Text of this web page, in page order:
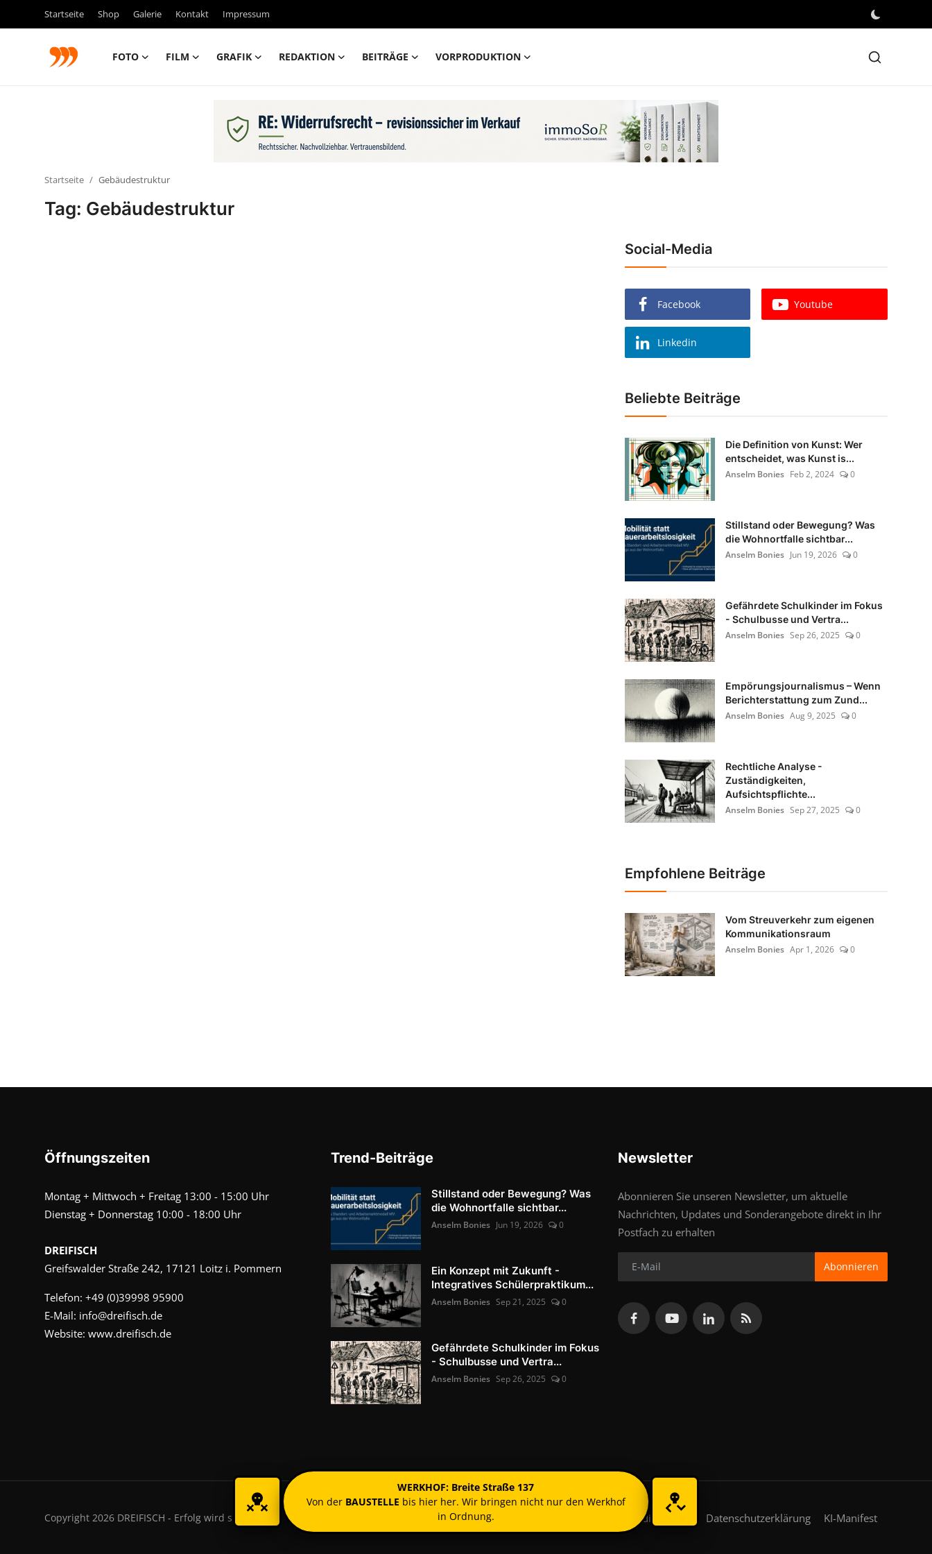
Startseite Shop Galerie Kontakt Impressum
FOTO FILM GRAFIK REDAKTION BEITRÄGE VORPRODUKTION
Startseite Gebäudestruktur
Tag: Gebäudestruktur
Social-Media
Facebook Youtube
Linkedin
Beliebte Beiträge
Die Definition von Kunst: Wer
entscheidet, was Kunst is...
Anselm Bonies Feb 2, 2024 0
Stillstand oder Bewegung? Was
die Wohnortfalle sichtbar...
Anselm Bonies Jun 19, 2026 0
Gefährdete Schulkinder im Fokus
- Schulbusse und Vertra...
Anselm Bonies Sep 26, 2025 0
Empörungsjournalismus – Wenn
Berichterstattung zum Zund...
Anselm Bonies Aug 9, 2025 0
Rechtliche Analyse -
Zuständigkeiten,
Aufsichtspflichte...
Anselm Bonies Sep 27, 2025 0
Empfohlene Beiträge
Vom Streuverkehr zum eigenen
Kommunikationsraum
Anselm Bonies Apr 1, 2026 0
Öffnungszeiten
Montag + Mittwoch + Freitag 13:00 - 15:00 Uhr
Dienstag + Donnerstag 10:00 - 18:00 Uhr
DREIFISCH
Greifswalder Straße 242, 17121 Loitz i. Pommern
Telefon: +49 (0)39998 95900
E-Mail: info@dreifisch.de
Website: www.dreifisch.de
Trend-Beiträge
Stillstand oder Bewegung? Was
die Wohnortfalle sichtbar...
Anselm Bonies Jun 19, 2026 0
Ein Konzept mit Zukunft -
Integratives Schülerpraktikum...
Anselm Bonies Sep 21, 2025 0
Gefährdete Schulkinder im Fokus
- Schulbusse und Vertra...
Anselm Bonies Sep 26, 2025 0
Newsletter
Abonnieren Sie unseren Newsletter, um aktuelle
Nachrichten, Updates und Sonderangebote direkt in Ihr
Postfach zu erhalten
Abonnieren
Copyright 2026 DREIFISCH - Erfolg wird sichtbar. Nutzungsbedingungen Datenschutzerklärung KI-Manifest
WERKHOF: Breite Straße 137
Von der BAUSTELLE bis hier her. Wir bringen nicht nur den Werkhof
in Ordnung.